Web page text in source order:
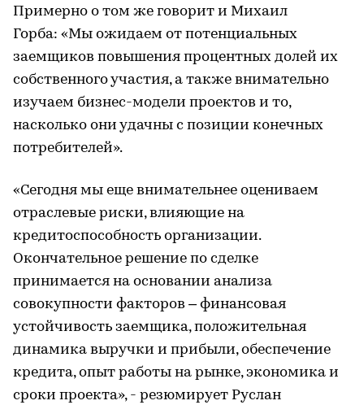
Примерно о том же говорит и Михаил
Горба: «Мы ожидаем от потенциальных
заемщиков повышения процентных долей их
собственного участия, а также внимательно
изучаем бизнес-модели проектов и то,
насколько они удачны с позиции конечных
потребителей».
«Сегодня мы еще внимательнее оцениваем
отраслевые риски, влияющие на
кредитоспособность организации.
Окончательное решение по сделке
принимается на основании анализа
совокупности факторов – финансовая
устойчивость заемщика, положительная
динамика выручки и прибыли, обеспечение
кредита, опыт работы на рынке, экономика и
сроки проекта», - резюмирует Руслан